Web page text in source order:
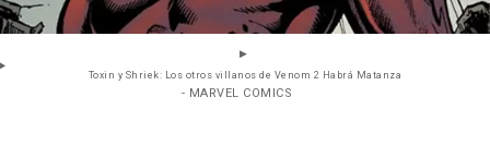
Toxin y Shriek: Los otros villanos de Venom 2 Habrá Matanza
- MARVEL COMICS